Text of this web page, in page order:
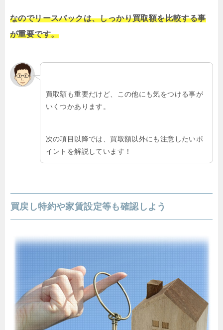
なのでリースバックは、しっかり買取額を比較する事
が重要です。
買取額も重要だけど、この他にも気をつける事が
いくつかあります。
次の項目以降では、買取額以外にも注意したいポ
イントを解説しています！
買戻し特約や家賃設定等も確認しよう